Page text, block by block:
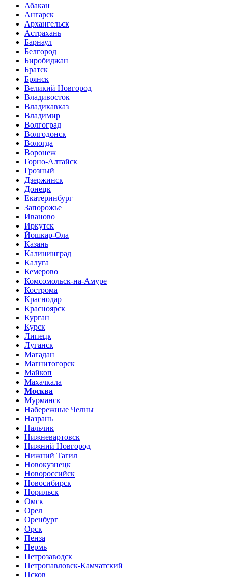
Абакан
Ангарск
Архангельск
Астрахань
Барнаул
Белгород
Биробиджан
Братск
Брянск
Великий Новгород
Владивосток
Владикавказ
Владимир
Волгоград
Волгодонск
Вологда
Воронеж
Горно-Алтайск
Грозный
Дзержинск
Донецк
Екатеринбург
Запорожье
Иваново
Иркутск
Йошкар-Ола
Казань
Калининград
Калуга
Кемерово
Комсомольск-на-Амуре
Кострома
Краснодар
Красноярск
Курган
Курск
Липецк
Луганск
Магадан
Магнитогорск
Майкоп
Махачкала
Москва
Мурманск
Набережные Челны
Назрань
Нальчик
Нижневартовск
Нижний Новгород
Нижний Тагил
Новокузнецк
Новороссийск
Новосибирск
Норильск
Омск
Орел
Оренбург
Орск
Пенза
Пермь
Петрозаводск
Петропавловск-Камчатский
Псков